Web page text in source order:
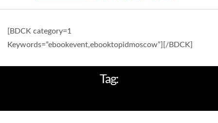
[BDCK category=1
Keywords=”ebookevent,ebooktopidmoscow”][/BDCK]
Tag: